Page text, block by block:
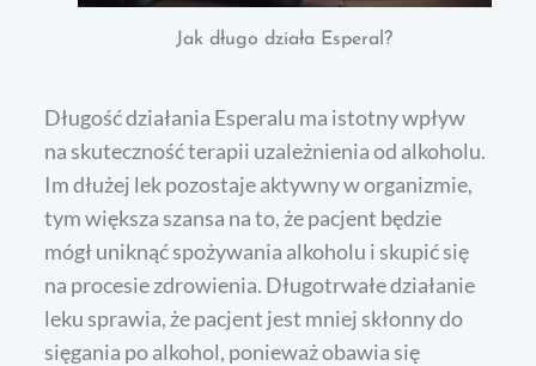
Jak długo działa Esperal?
Długość działania Esperalu ma istotny wpływ
na skuteczność terapii uzależnienia od alkoholu.
Im dłużej lek pozostaje aktywny w organizmie,
tym większa szansa na to, że pacjent będzie
mógł uniknąć spożywania alkoholu i skupić się
na procesie zdrowienia. Długotrwałe działanie
leku sprawia, że pacjent jest mniej skłonny do
sięgania po alkohol, ponieważ obawia się